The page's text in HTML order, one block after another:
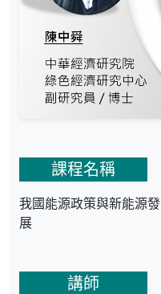
課程名稱
我國能源政策與新能源發
展
講師